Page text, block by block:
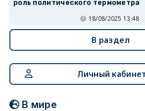
роль политического термометра
18/08/2025 13:48
В раздел
Личный кабинет
В мире